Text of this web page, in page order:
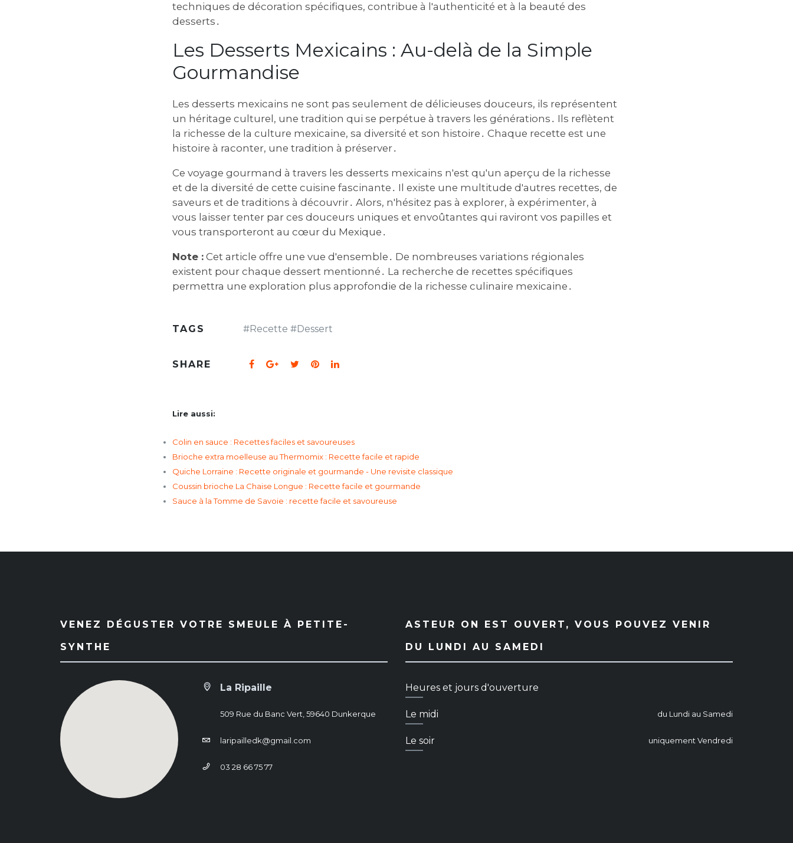
techniques de décoration spécifiques, contribue à l'authenticité et à la beauté des
desserts․
Les Desserts Mexicains : Au-delà de la Simple
Gourmandise
Les desserts mexicains ne sont pas seulement de délicieuses douceurs, ils représentent
un héritage culturel, une tradition qui se perpétue à travers les générations․ Ils reflètent
la richesse de la culture mexicaine, sa diversité et son histoire․ Chaque recette est une
histoire à raconter, une tradition à préserver․
Ce voyage gourmand à travers les desserts mexicains n'est qu'un aperçu de la richesse
et de la diversité de cette cuisine fascinante․ Il existe une multitude d'autres recettes, de
saveurs et de traditions à découvrir․ Alors, n'hésitez pas à explorer, à expérimenter, à
vous laisser tenter par ces douceurs uniques et envoûtantes qui raviront vos papilles et
vous transporteront au cœur du Mexique․
Note : Cet article offre une vue d'ensemble․ De nombreuses variations régionales
existent pour chaque dessert mentionné․ La recherche de recettes spécifiques
permettra une exploration plus approfondie de la richesse culinaire mexicaine․
TAGS #Recette #Dessert
SHARE
Lire aussi:
Colin en sauce : Recettes faciles et savoureuses
Brioche extra moelleuse au Thermomix : Recette facile et rapide
Quiche Lorraine : Recette originale et gourmande - Une revisite classique
Coussin brioche La Chaise Longue : Recette facile et gourmande
Sauce à la Tomme de Savoie : recette facile et savoureuse
VENEZ DÉGUSTER VOTRE SMEULE À PETITE-
SYNTHE
La Ripaille
509 Rue du Banc Vert, 59640 Dunkerque
laripailledk@gmail.com
03 28 66 75 77
ASTEUR ON EST OUVERT, VOUS POUVEZ VENIR
DU LUNDI AU SAMEDI
Heures et jours d'ouverture
Le midi du Lundi au Samedi
Le soir uniquement Vendredi